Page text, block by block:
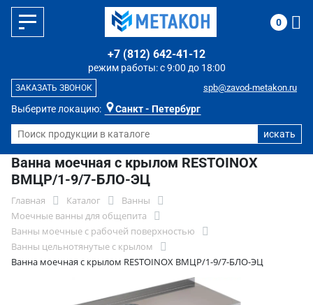
Выберите локацию: Санкт - Петербург
режим работы: с 9:00 до 18:00
+7 (812) 642-41-12
spb@zavod-metakon.ru
ЗАКАЗАТЬ ЗВОНОК
0
Ванна моечная с крылом RESTOINOX
ВМЦР/1-9/7-БЛО-ЭЦ
Главная Каталог
Ванны
Моечные ванны для общепита
Ванны моечные с рабочей поверхностью
Ванны цельнотянутые с крылом
Ванна моечная с крылом RESTOINOX ВМЦР/1-9/7-БЛО-ЭЦ